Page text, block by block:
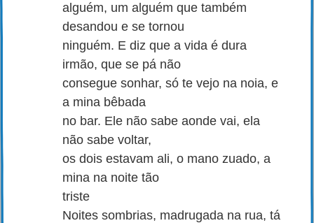
alguém, um alguém que também
desandou e se tornou
ninguém. E diz que a vida é dura
irmão, que se pá não
consegue sonhar, só te vejo na noia, e
a mina bêbada
no bar. Ele não sabe aonde vai, ela
não sabe voltar,
os dois estavam ali, o mano zuado, a
mina na noite tão
triste
Noites sombrias, madrugada na rua, tá